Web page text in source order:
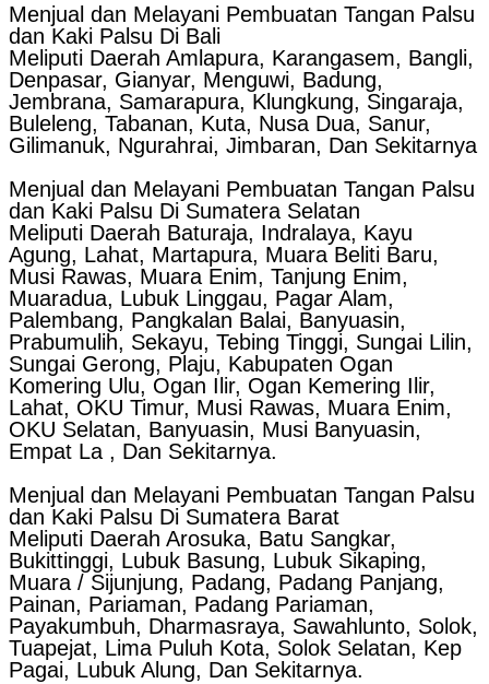
Menjual dan Melayani Pembuatan Tangan Palsu
dan Kaki Palsu Di Bali
Meliputi Daerah Amlapura, Karangasem, Bangli,
Denpasar, Gianyar, Menguwi, Badung,
Jembrana, Samarapura, Klungkung, Singaraja,
Buleleng, Tabanan, Kuta, Nusa Dua, Sanur,
Gilimanuk, Ngurahrai, Jimbaran, Dan Sekitarnya
Menjual dan Melayani Pembuatan Tangan Palsu
dan Kaki Palsu Di Sumatera Selatan
Meliputi Daerah Baturaja, Indralaya, Kayu
Agung, Lahat, Martapura, Muara Beliti Baru,
Musi Rawas, Muara Enim, Tanjung Enim,
Muaradua, Lubuk Linggau, Pagar Alam,
Palembang, Pangkalan Balai, Banyuasin,
Prabumulih, Sekayu, Tebing Tinggi, Sungai Lilin,
Sungai Gerong, Plaju, Kabupaten Ogan
Komering Ulu, Ogan Ilir, Ogan Kemering Ilir,
Lahat, OKU Timur, Musi Rawas, Muara Enim,
OKU Selatan, Banyuasin, Musi Banyuasin,
Empat La , Dan Sekitarnya.
Menjual dan Melayani Pembuatan Tangan Palsu
dan Kaki Palsu Di Sumatera Barat
Meliputi Daerah Arosuka, Batu Sangkar,
Bukittinggi, Lubuk Basung, Lubuk Sikaping,
Muara / Sijunjung, Padang, Padang Panjang,
Painan, Pariaman, Padang Pariaman,
Payakumbuh, Dharmasraya, Sawahlunto, Solok,
Tuapejat, Lima Puluh Kota, Solok Selatan, Kep
Pagai, Lubuk Alung, Dan Sekitarnya.